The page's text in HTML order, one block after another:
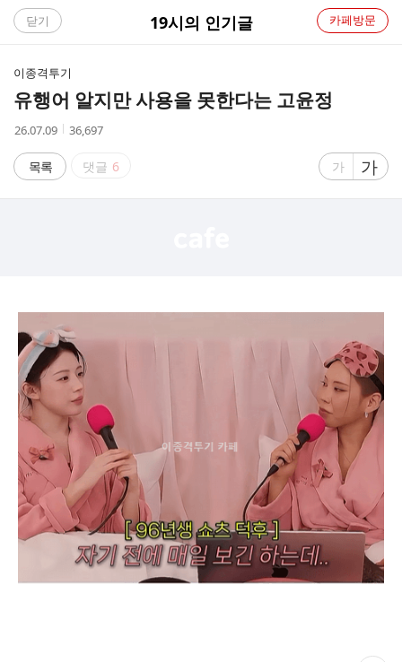
C
19시의 인기글
닫기 카페방문
이종격투기
유행어 알지만 사용을 못한다는 고윤정
작
시
간
26.07.09
조
36,697
목록 댓글 6
글
가
글
자
가